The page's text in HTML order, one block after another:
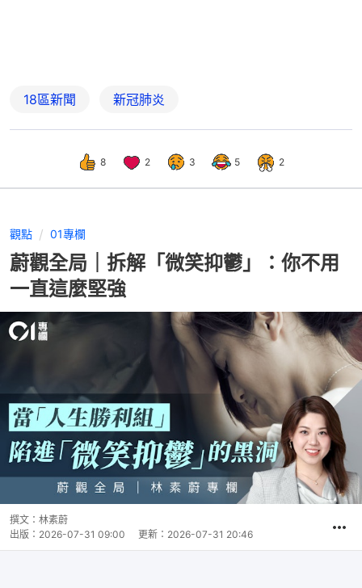
18區新聞 新冠肺炎
8 2 3 5 2
觀點 01專欄
蔚觀全局｜拆解「微笑抑鬱」：你不用
一直這麼堅強
撰文： 林素蔚
出版： 2026-07-31 09:00 更新： 2026-07-31 20:46